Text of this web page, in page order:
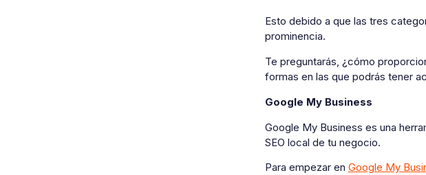
Esto debido a que las tres
prominencia.
Te preguntarás, ¿cómo
formas en las que podrás tener
Google My Business
Google My Business es una
SEO local de tu negocio.
Para empezar en Google My